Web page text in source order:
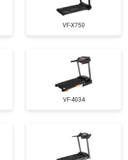
VF-X750
VF-4034